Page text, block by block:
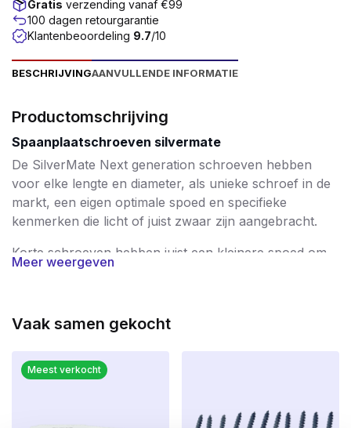
Gratis verzending vanaf €99
100 dagen retourgarantie
Klantenbeoordeling 9.7/10
BESCHRIJVINGAANVULLENDE INFORMATIE
Productomschrijving
Spaanplaatschroeven silvermate
De SilverMate Next generation schroeven hebben
voor elke lengte en diameter, als unieke schroef in de
markt, een eigen optimale spoed en specifieke
kenmerken die licht of juist zwaar zijn aangebracht.
Korte schroeven hebben juist een kleinere spoed om
daarmee een hoge uittrekwaarde te bereiken. De
waardoor deze schroeven sneller in kunnen draaien.
sneller indraaien bespaart veel tijd.
op 4 eigenschappen die minstens gelijk zijn aan de
Meer weergeven
Vaak samen gekocht
Meest verkocht